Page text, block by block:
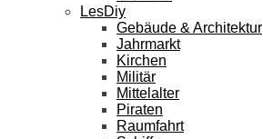
LesDiy
Gebäude & Architektur
Jahrmarkt
Kirchen
Militär
Mittelalter
Piraten
Raumfahrt